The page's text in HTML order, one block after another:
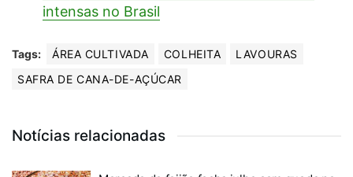
intensas no Brasil
Tags: ÁREA CULTIVADA COLHEITA
LAVOURAS
SAFRA DE CANA-DE-AÇÚCAR
Notícias relacionadas